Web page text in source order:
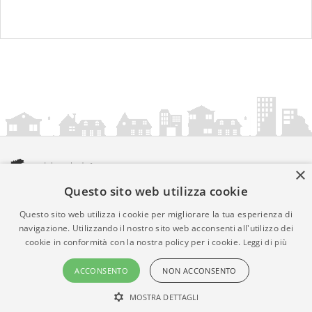
amministrazionicomunali.it è una iniziativa diartemedia.it
© Copyright MMXXIV - P.IVA 05400000724
Informazioni sul servizio |Informativa Privacy| Informativa
Cookies • Time 0.0145
×
Questo sito web utilizza cookie
Questo sito web utilizza i cookie per migliorare la tua esperienza di
navigazione. Utilizzando il nostro sito web acconsenti all'utilizzo dei
cookie in conformità con la nostra policy per i cookie. Leggi di più
ACCONSENTO NON ACCONSENTO
MOSTRA DETTAGLI